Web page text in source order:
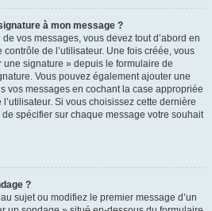
à mon message ?
vos messages, vous devez tout d’abord en
de l’utilisateur. Une fois créée, vous
signature » depuis le formulaire de
Vous pouvez également ajouter une
vos messages en cochant la case appropriée
Si vous choisissez cette dernière
spécifier sur chaque message votre souhait
?
sujet ou modifiez le premier message d’un